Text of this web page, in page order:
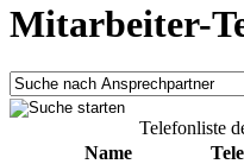
Mitarbeiter-
Telefonliste
Name